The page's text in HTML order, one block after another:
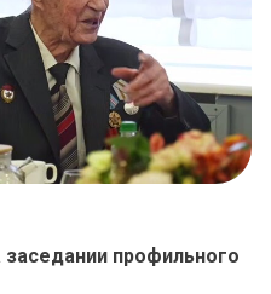
профильного